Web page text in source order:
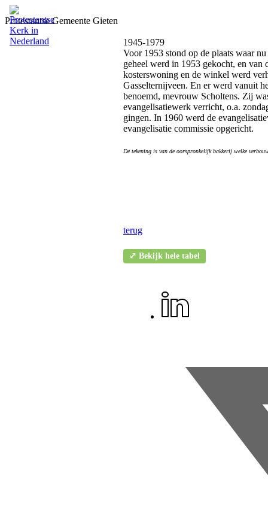
Protestantse Gemeente Gieten
1945-1979
Voor 1953 stond op de plaats waar
geheel werd in 1953 gekocht, en
kosterswoning en de winkel werd
Gasselternijveen. En er werd vanuit
benoemd, mevrouw Scholtens. Zij
evangelisatiewerk verricht, o.a.
gingen. In 1960 werd de
evangelisatie commissie opgericht.
De tekening is van de oorspronkelijk bakkerij welke
terug
⤢ Bekijk hele tabel